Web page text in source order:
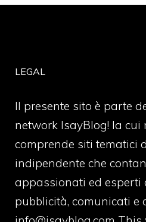
LEGAL
Il presente sito è parte
network IsayBlog! la cui
comprende siti tematici
indipendente che
appassionati ed esperti
pubblicità, comunicati e